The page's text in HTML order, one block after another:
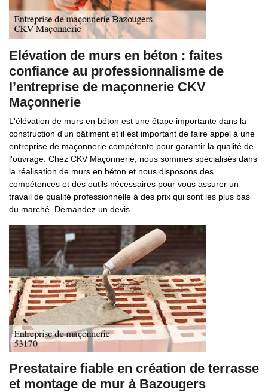
Elévation de murs en béton : faites
confiance au professionnalisme de
l’entreprise de maçonnerie CKV
Maçonnerie
L'élévation de murs en béton est une étape importante dans la
construction d'un bâtiment et il est important de faire appel à une
entreprise de maçonnerie compétente pour garantir la qualité de
l'ouvrage. Chez CKV Maçonnerie, nous sommes spécialisés dans
la réalisation de murs en béton et nous disposons des
compétences et des outils nécessaires pour vous assurer un
travail de qualité professionnelle à des prix qui sont les plus bas
du marché. Demandez un devis.
Prestataire fiable en création de terrasse
et montage de mur à Bazougers